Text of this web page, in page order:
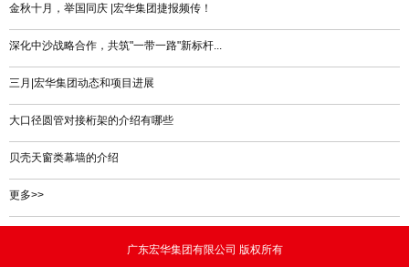
金秋十月，举国同庆 |宏华集团捷报频传！
深化中沙战略合作，共筑"一带一路"新标杆...
三月|宏华集团动态和项目进展
大口径圆管对接桁架的介绍有哪些
贝壳天窗类幕墙的介绍
更多>>
广东宏华集团有限公司 版权所有